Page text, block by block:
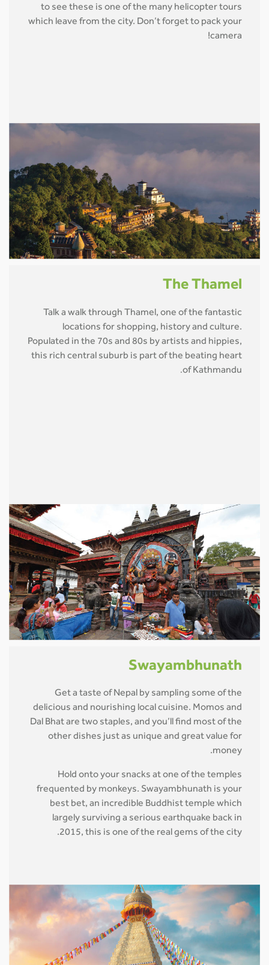
to see these is one of the many helicopter tours
which leave from the city. Don’t forget to pack your
camera!
The Thamel
Talk a walk through Thamel, one of the fantastic
locations for shopping, history and culture.
Populated in the 70s and 80s by artists and hippies,
this rich central suburb is part of the beating heart
of Kathmandu
.
Swayambhunath
Get a taste of Nepal by sampling some of the
delicious and nourishing local cuisine. Momos and
Dal Bhat are two staples, and you’ll find most of the
other dishes just as unique and great value for
money.
Hold onto your snacks at one of the temples
frequented by monkeys. Swayambhunath is your
best bet, an incredible Buddhist temple which
largely surviving a serious earthquake back in
2015, this is one of the real gems of the city.